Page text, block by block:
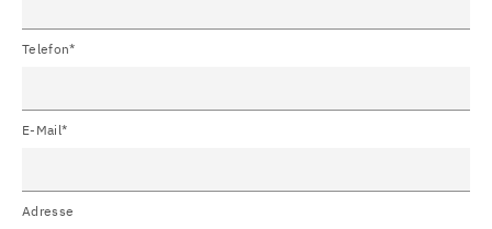
Telefon*
E-Mail*
Adresse